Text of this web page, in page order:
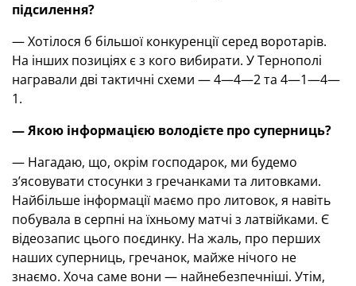
підсилення?
— Хотілося б більшої конкуренції серед воротарів.
На інших позиціях є з кого вибирати. У Тернополі
награвали дві тактичні схеми — 4—4—2 та 4—1—4—
1.
— Якою інформацією володієте про суперниць?
— Нагадаю, що, окрім господарок, ми будемо
з’ясовувати стосунки з гречанками та литовками.
Найбільше інформації маємо про литовок, я навіть
побувала в серпні на їхньому матчі з латвійками. Є
відеозапис цього поєдинку. На жаль, про перших
наших суперниць, гречанок, майже нічого не
знаємо. Хоча саме вони — найнебезпечніші. Утім,